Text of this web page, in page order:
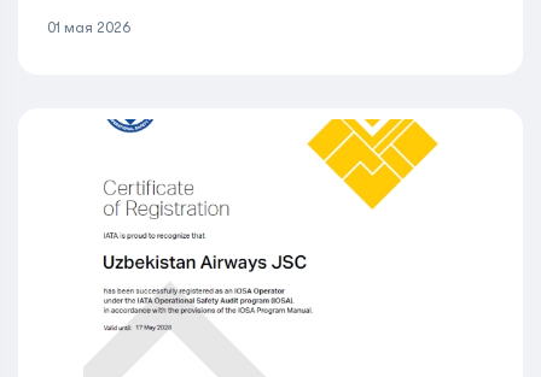
01 мая 2026